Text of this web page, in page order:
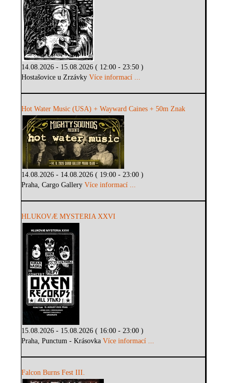
14.08.2026 - 15.08.2026 ( 12:00 - 23:50 )
Hostašovice u ZrzávkyVíce informací ...
Hot Water Music (USA) + Wayward Caines + 50m Znak
14.08.2026 - 14.08.2026 ( 19:00 - 23:00 )
Praha, Cargo GalleryVíce informací ...
HLUKOVÆ MYSTERIA XXVI
15.08.2026 - 15.08.2026 ( 16:00 - 23:00 )
Praha, Punctum - KrásovkaVíce informací ...
Falcon Burns Fest III.